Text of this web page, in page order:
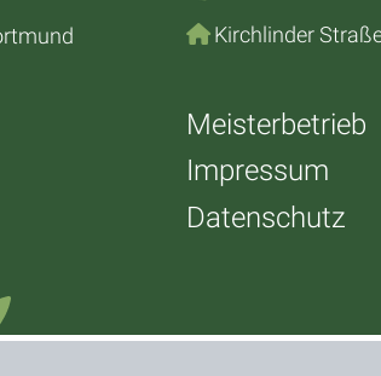
Kirchlinder
Meisterbetrieb
Impressum
Datenschutz